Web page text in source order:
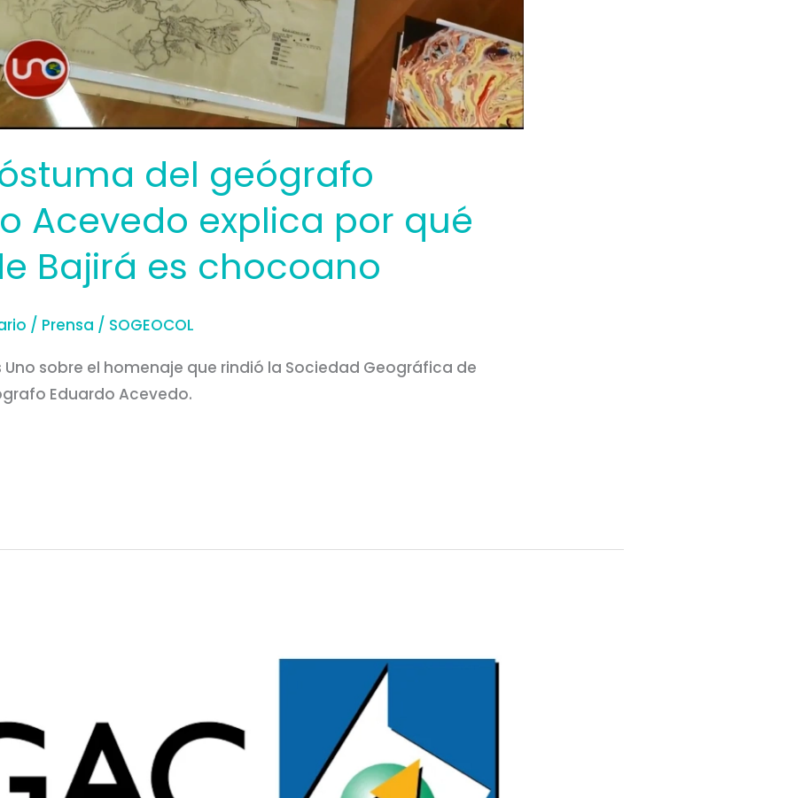
del geógrafo
Acevedo explica por qué
Bajirá es chocoano
/ Prensa / SOGEOCOL
sobre el homenaje que rindió la Sociedad Geográfica de
Eduardo Acevedo.